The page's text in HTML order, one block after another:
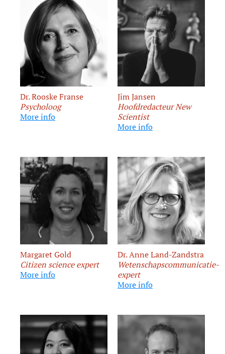
Dr. Rooske Franse
Psycholoog
More info
Jim Jansen
Hoofdredacteur New
Scientist
More info
Margaret Gold
Citizen science expert
More info
Dr. Anne Land-Zandstra
Wetenschapscommunicatie-
expert
More info